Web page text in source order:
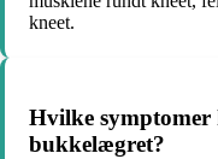
kneet.
Hvilke symptomer
bukkelægret?